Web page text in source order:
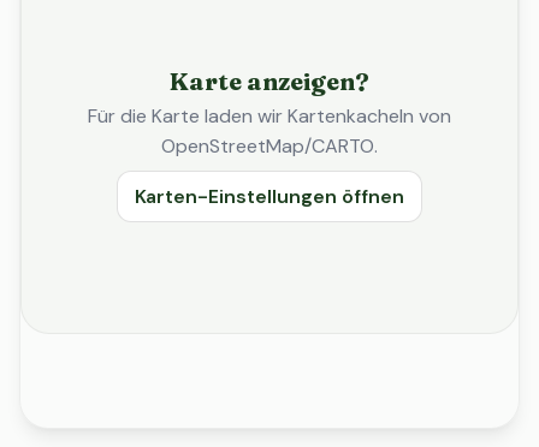
Karte anzeigen?
Für die Karte laden wir Kartenkacheln von
OpenStreetMap/CARTO.
Karten-Einstellungen öffnen